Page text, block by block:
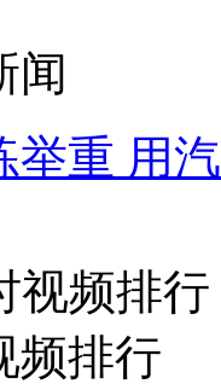
闻
举重 用
视频排行
频排行